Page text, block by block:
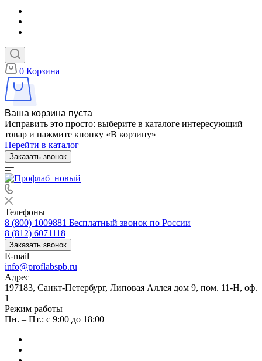
0 Корзина
Ваша корзина пуста
Исправить это просто: выберите в каталоге интересующий
товар и нажмите кнопку «В корзину»
Перейти в каталог
Заказать звонок
Телефоны
8 (800) 1009881 Бесплатный звонок по России
8 (812) 6071118
Заказать звонок
E-mail
info@proflabspb.ru
Адрес
197183, Санкт-Петербург, Липовая Аллея дом 9, пом. 11-Н, оф.
1
Режим работы
Пн. – Пт.: с 9:00 до 18:00